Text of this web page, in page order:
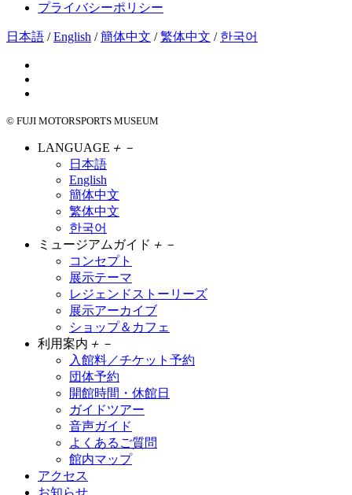
プライバシーポリシー
日本語 /English /簡体中文 /繁体中文 / 한국어
© FUJI MOTORSPORTS MUSEUM
LANGUAGE ＋ －
日本語
English
簡体中文
繁体中文
한국어
ミュージアムガイド ＋ －
コンセプト
展示テーマ
レジェンドストーリーズ
展示アーカイブ
ショップ＆カフェ
利用案内 ＋ －
入館料／チケット予約
団体予約
開館時間・休館日
ガイドツアー
音声ガイド
よくあるご質問
館内マップ
アクセス